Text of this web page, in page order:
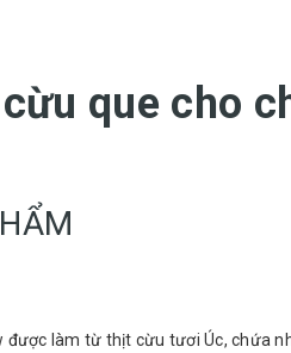
que cho
làm từ thịt cừu tươi Úc, chứa